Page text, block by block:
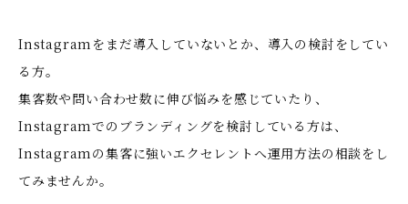
Instagramをまだ導入していないとか、導入の検討をしてい
る方。
集客数や問い合わせ数に伸び悩みを感じていたり、
Instagramでのブランディングを検討している方は、
Instagramの集客に強いエクセレントへ運用方法の相談をし
てみませんか。